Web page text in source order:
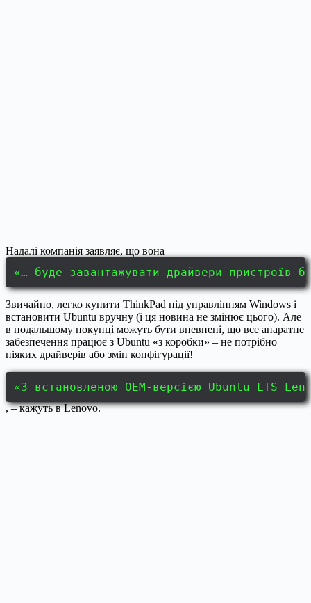
Надалі компанія заявляє, що вона
«… буде завантажувати драйвери пристроїв
Звичайно, легко купити ThinkPad під управлінням Windows і
встановити Ubuntu вручну (і ця новина не змінює цього). Але
в подальшому покупці можуть бути впевнені, що все апаратне
забезпечення працює з Ubuntu «з коробки» – не потрібно
ніяких драйверів або змін конфігурації!
«З встановленою OEM-версією Ubuntu LTS
, – кажуть в Lenovo.